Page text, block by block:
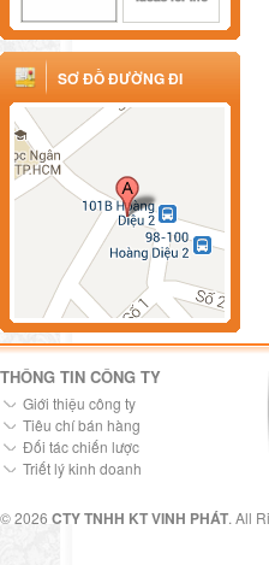
SƠ ĐỒ ĐƯỜNG ĐI
THÔNG TIN CÔNG TY
Giới thiệu công ty
Tiêu chí bán hàng
Đối tác chiến lược
Triết lý kinh doanh
© 2026 CTY TNHH KT VINH PHÁT. All